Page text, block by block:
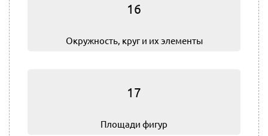
16
Окружность, круг и их элементы
17
Площади фигур